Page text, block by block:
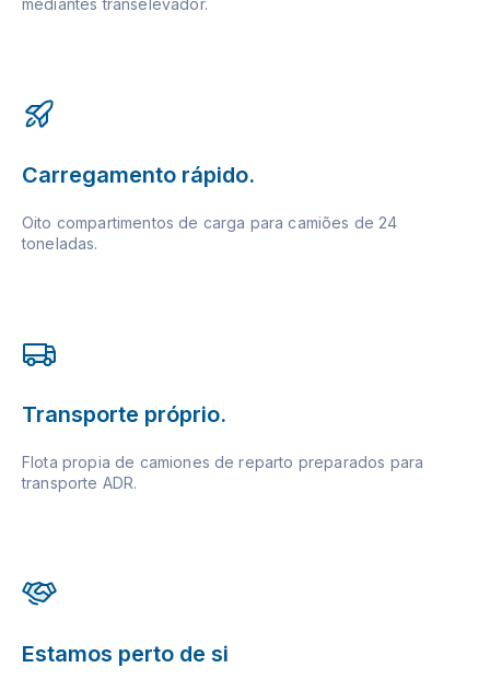
mediantes transelevador.
Carregamento rápido.
Oito compartimentos de carga para camiões de 24
toneladas.
Transporte próprio.
Flota propia de camiones de reparto preparados para
transporte ADR.
Estamos perto de si